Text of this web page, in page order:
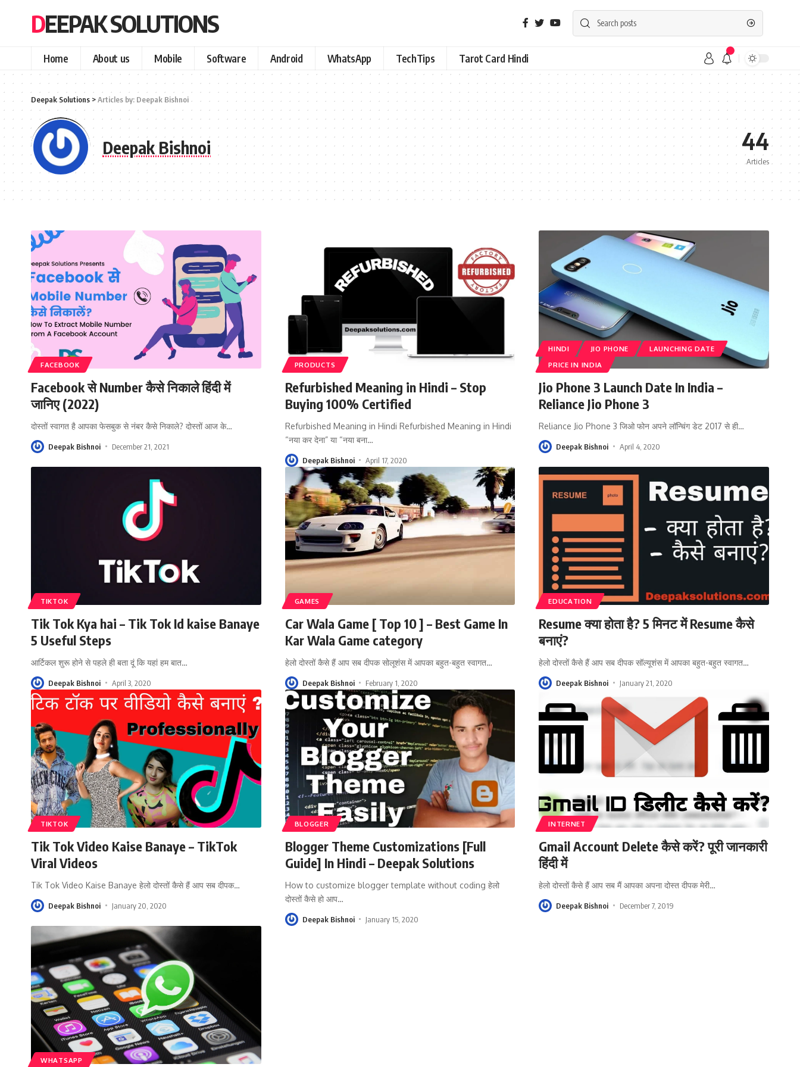
DEEPAK SOLUTIONS
Home About us Mobile Software Android WhatsApp TechTips Tarot Card Hindi
Deepak Solutions >Articles by: Deepak Bishnoi
Deepak Bishnoi 44
Articles
FACEBOOK
Facebook से Number कैसे निकाले हिंदी में
जानिए (2022)
दोस्तों स्वागत है आपका फेसबुक से नंबर कैसे निकाले? दोस्तों आज के…
Deepak Bishnoi December 21, 2021
PRODUCTS
Refurbished Meaning in Hindi – Stop
Buying 100% Certified
Refurbished Meaning in Hindi Refurbished Meaning in Hindi
“नया कर देना” या “नया बना…
Deepak Bishnoi April 17, 2020
HINDI JIO PHONE
LAUNCHING DATE
PRICE IN INDIA
Jio Phone 3 Launch Date In India –
Reliance Jio Phone 3
Reliance Jio Phone 3 जिओ फोन अपने लॉन्चिंग डेट 2017 से ही…
Deepak Bishnoi April 4, 2020
TIKTOK
Tik Tok Kya hai – Tik Tok Id kaise Banaye
5 Useful Steps
आर्टिकल शुरू होने से पहले ही बता दूं कि यहां हम बात…
Deepak Bishnoi April 3, 2020
GAMES
Car Wala Game [ Top 10 ] – Best Game In
Kar Wala Game category
हेलो दोस्तों कैसे हैं आप सब दीपक सोलूशंस में आपका बहुत-बहुत स्वागत…
Deepak Bishnoi February 1, 2020
EDUCATION
Resume क्या होता है? 5 मिनट में Resume कैसे
बनाएं?
हेलो दोस्तों कैसे हैं आप सब दीपक सॉल्यूशंस में आपका बहुत-बहुत स्वागत…
Deepak Bishnoi January 21, 2020
TIKTOK
Tik Tok Video Kaise Banaye – TikTok
Viral Videos
Tik Tok Video Kaise Banaye हेलो दोस्तों कैसे हैं आप सब दीपक…
Deepak Bishnoi January 20, 2020
BLOGGER
Blogger Theme Customizations [Full
Guide] In Hindi – Deepak Solutions
How to customize blogger template without coding हेलो
दोस्तों कैसे हो आप…
Deepak Bishnoi January 15, 2020
INTERNET
Gmail Account Delete कैसे करें? पूरी जानकारी
हिंदी में
हेलो दोस्तों कैसे हैं आप सब मैं आपका अपना दोस्त दीपक मेरी…
Deepak Bishnoi December 7, 2019
WHATSAPP